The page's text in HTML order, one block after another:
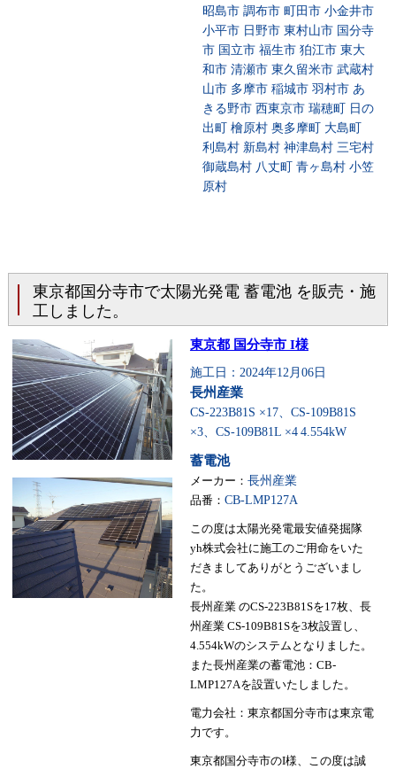
昭島市 調布市 町田市 小金井市
小平市 日野市 東村山市 国分寺
市 国立市 福生市 狛江市 東大
和市 清瀬市 東久留米市 武蔵村
山市 多摩市 稲城市 羽村市 あ
きる野市 西東京市 瑞穂町 日の
出町 檜原村 奥多摩町 大島町
利島村 新島村 神津島村 三宅村
御蔵島村 八丈町 青ヶ島村 小笠
原村
東京都国分寺市で太陽光発電 蓄電池 を販売・施
工しました。
東京都 国分寺市 I様
施工日：2024年12月06日
長州産業
CS-223B81S ×17、CS-109B81S
×3、CS-109B81L ×4 4.554kW
蓄電池
メーカー： 長州産業
品番： CB-LMP127A
この度は太陽光発電最安値発掘隊
yh株式会社に施工のご用命をいた
だきましてありがとうございまし
た。
長州産業 のCS-223B81Sを17枚、長
州産業 CS-109B81Sを3枚設置し、
4.554kWのシステムとなりました。
また長州産業の蓄電池：CB-
LMP127Aを設置いたしました。
電力会社：東京都国分寺市は東京電
力です。
東京都国分寺市のI様、この度は誠